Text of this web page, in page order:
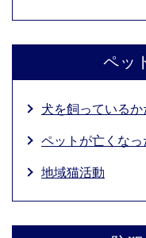
ペッ
犬を飼っているか
ペットが亡くなっ
地域猫活動